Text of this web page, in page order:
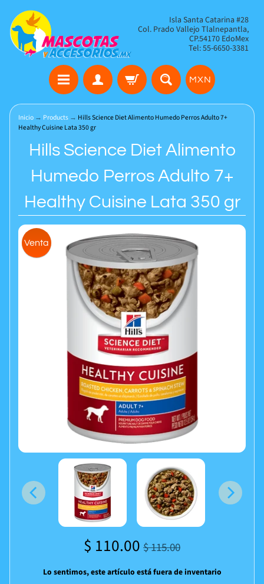
Isla Santa Catarina #28
Col. Prado Vallejo Tlalnepantla,
CP.54170 EdoMex
Tel: 55-6650-3381
MXN
Inicio → Products → Hills Science Diet Alimento Humedo Perros Adulto 7+
Healthy Cuisine Lata 350 gr
Hills Science Diet Alimento
Humedo Perros Adulto 7+
Healthy Cuisine Lata 350 gr
Venta
$ 110.00 $ 115.00
Lo sentimos, este artículo está fuera de inventario